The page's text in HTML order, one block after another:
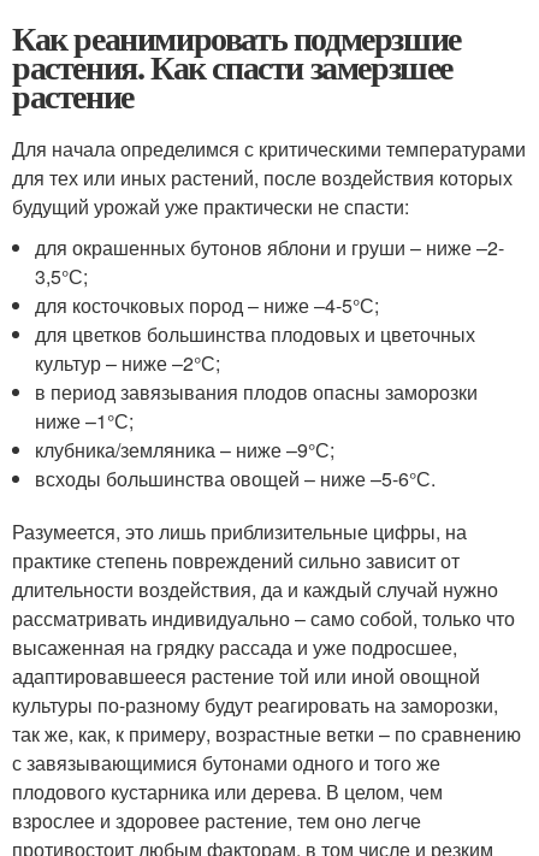
Как реанимировать подмерзшие
растения. Как спасти замерзшее
растение
Для начала определимся с критическими температурами
для тех или иных растений, после воздействия которых
будущий урожай уже практически не спасти:
для окрашенных бутонов яблони и груши – ниже –2-
3,5°С;
для косточковых пород – ниже –4-5°С;
для цветков большинства плодовых и цветочных
культур – ниже –2°С;
в период завязывания плодов опасны заморозки
ниже –1°С;
клубника/земляника – ниже –9°С;
всходы большинства овощей – ниже –5-6°С.
Разумеется, это лишь приблизительные цифры, на
практике степень повреждений сильно зависит от
длительности воздействия, да и каждый случай нужно
рассматривать индивидуально – само собой, только что
высаженная на грядку рассада и уже подросшее,
адаптировавшееся растение той или иной овощной
культуры по-разному будут реагировать на заморозки,
так же, как, к примеру, возрастные ветки – по сравнению
с завязывающимися бутонами одного и того же
плодового кустарника или дерева. В целом, чем
взрослее и здоровее растение, тем оно легче
противостоит любым факторам, в том числе и резким